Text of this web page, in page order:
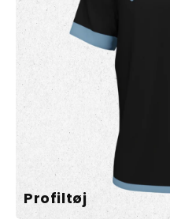
Profiltøj